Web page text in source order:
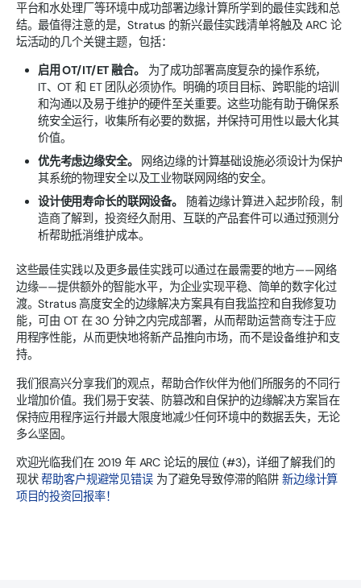
平台和水处理厂等环境中成功部署边缘计算所学到的最佳实践和总
结。最值得注意的是，Stratus 的新兴最佳实践清单将触及 ARC 论
坛活动的几个关键主题，包括：
启用 OT/IT/ET 融合。
为了成功部署高度复杂的操作系统，
IT、OT 和 ET 团队必须协作。明确的项目目标、跨职能的培训
和沟通以及易于维护的硬件至关重要。这些功能有助于确保系
统安全运行，收集所有必要的数据，并保持可用性以最大化其
价值。
优先考虑边缘安全。
网络边缘的计算基础设施必须设计为保护
其系统的物理安全以及工业物联网网络的安全。
设计使用寿命长的联网设备。
随着边缘计算进入起步阶段，制
造商了解到，投资经久耐用、互联的产品套件可以通过预测分
析帮助抵消维护成本。
这些最佳实践以及更多最佳实践可以通过在最需要的地方——网络
边缘——提供额外的智能水平，为企业实现平稳、简单的数字化过
渡。Stratus 高度安全的边缘解决方案具有自我监控和自我修复功
能，可由 OT 在 30 分钟之内完成部署，从而帮助运营商专注于应
用程序性能，从而更快地将新产品推向市场，而不是设备维护和支
持。
我们很高兴分享我们的观点，帮助合作伙伴为他们所服务的不同行
业增加价值。我们易于安装、防篡改和自保护的边缘解决方案旨在
保持应用程序运行并最大限度地减少任何环境中的数据丢失，无论
多么坚固。
欢迎光临我们在 2019 年 ARC 论坛的展位 (#3)，详细了解我们的
现状帮助客户规避常见错误为了避免导致停滞的陷阱 新边缘计算
项目的投资回报率！